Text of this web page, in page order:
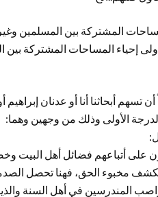
المشتركة بين المسلمين
إحياء المساحات المشتركة بين
تسهم أبحاثنا أنا أو عدنان
الأولى وذلك من وجهين وهما:
على أتباعهم فضائل أهل البيت
مخبوء الحق، فهنا تحصل
المندرسين في أهل السنة